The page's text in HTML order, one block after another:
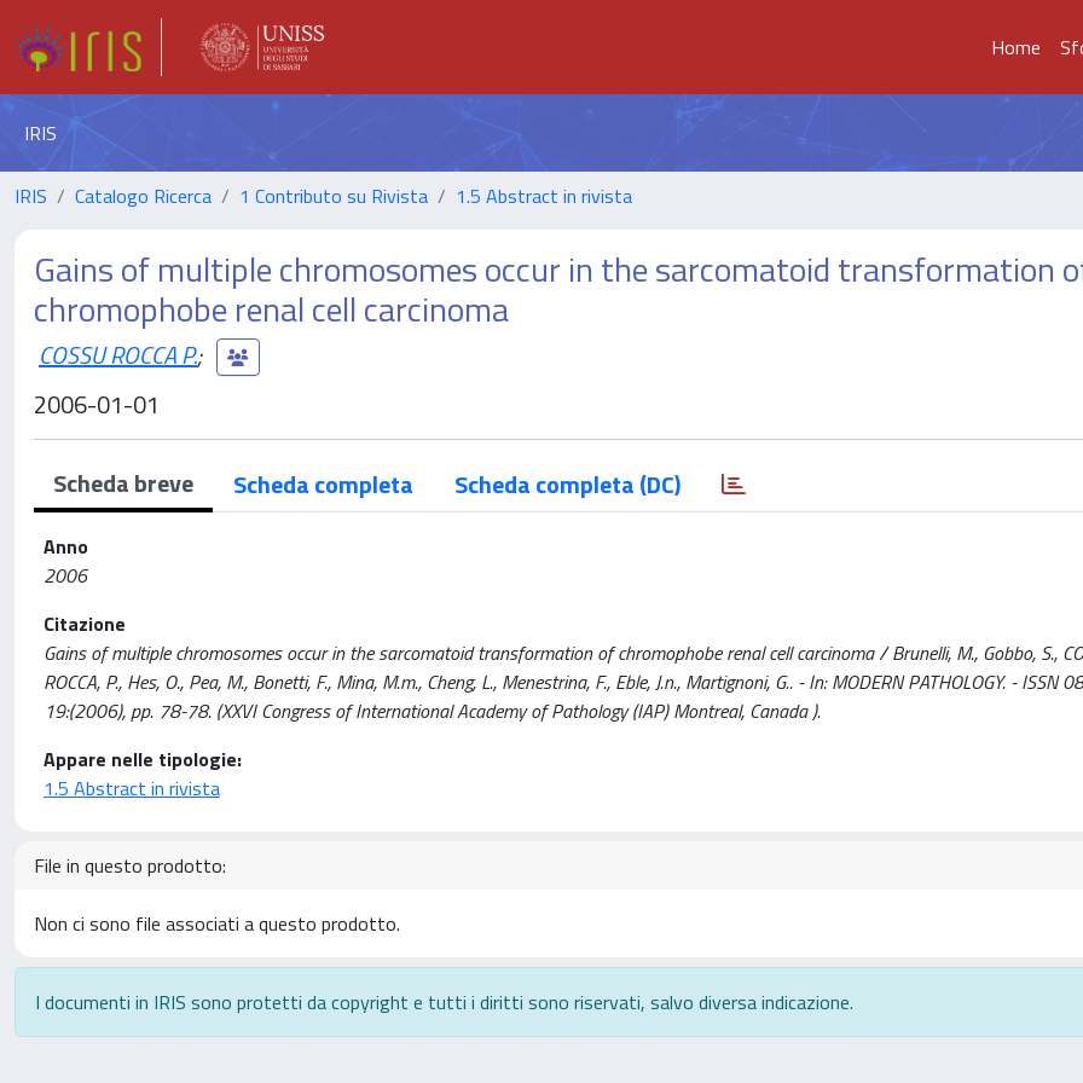
Home
IRIS
IRIS Catalogo Ricerca 1 Contributo su Rivista 1.5 Abstract in rivista
Gains of multiple chromosomes occur in the sarcomatoid transformation
chromophobe renal cell carcinoma
COSSU ROCCA P.;
2006-01-01
Scheda breve Scheda completa Scheda completa (DC)
Anno
2006
Citazione
Gains of multiple chromosomes occur in the sarcomatoid transformation of chromophobe renal cell carcinoma / Brunelli, M., Gobbo, S.,
ROCCA, P., Hes, O., Pea, M., Bonetti, F., Mina, M.m., Cheng, L., Menestrina, F., Eble, J.n., Martignoni, G.. - In: MODERN PATHOLOGY. - ISSN
19:(2006), pp. 78-78. (XXVI Congress of International Academy of Pathology (IAP) Montreal, Canada ).
Appare nelle tipologie:
1.5 Abstract in rivista
File in questo prodotto:
Non ci sono file associati a questo prodotto.
I documenti in IRIS sono protetti da copyright e tutti i diritti sono riservati, salvo diversa indicazione.